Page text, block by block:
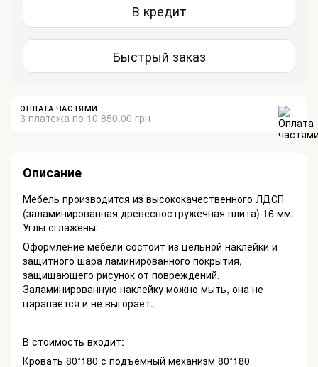
В кредит
Быстрый заказ
ОПЛАТА ЧАСТЯМИ
3 платежа по 10 850.00 грн
Описание
Мебель производится из высококачественного ЛДСП
(заламинированная древесностружечная плита) 16 мм.
Углы сглажены.
Оформление мебели состоит из цельной наклейки и
защитного шара ламинированного покрытия,
защищающего рисунок от повреждений.
Заламинированную наклейку можно мыть, она не
царапается и не выгорает.
В стоимость входит:
Кровать 80*180 с подъемный механизм 80*180